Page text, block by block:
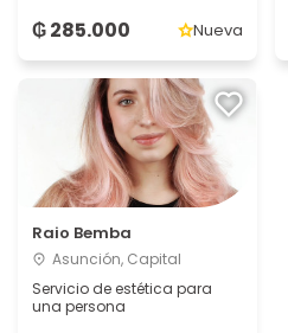
₲ 285.000 Nueva
Raio Bemba
Asunción, Capital
Servicio de estética para
una persona